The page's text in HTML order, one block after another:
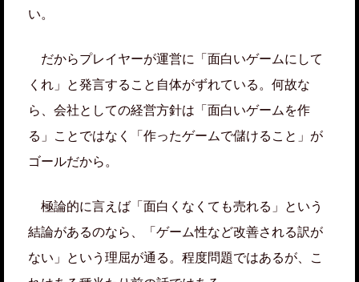
い。
だからプレイヤーが運営に「面白いゲームにして
くれ」と発言すること自体がずれている。何故な
ら、会社としての経営方針は「面白いゲームを作
る」ことではなく「作ったゲームで儲けること」が
ゴールだから。
極論的に言えば「面白くなくても売れる」という
結論があるのなら、「ゲーム性など改善される訳が
ない」という理屈が通る。程度問題ではあるが、こ